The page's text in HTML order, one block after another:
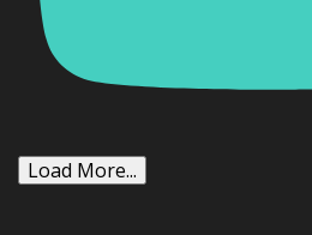
Load More...